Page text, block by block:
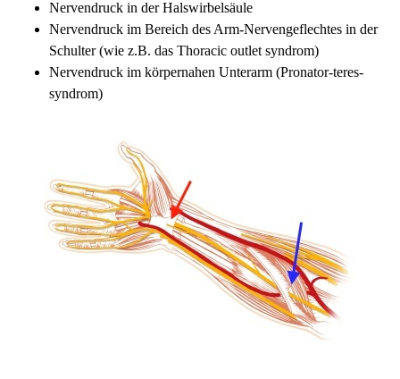
Nervendruck in der Halswirbelsäule
Nervendruck im Bereich des Arm-Nervengeflechtes in der
Schulter (wie z.B. das Thoracic outlet syndrom)
Nervendruck im körpernahen Unterarm (Pronator-teres-
syndrom)